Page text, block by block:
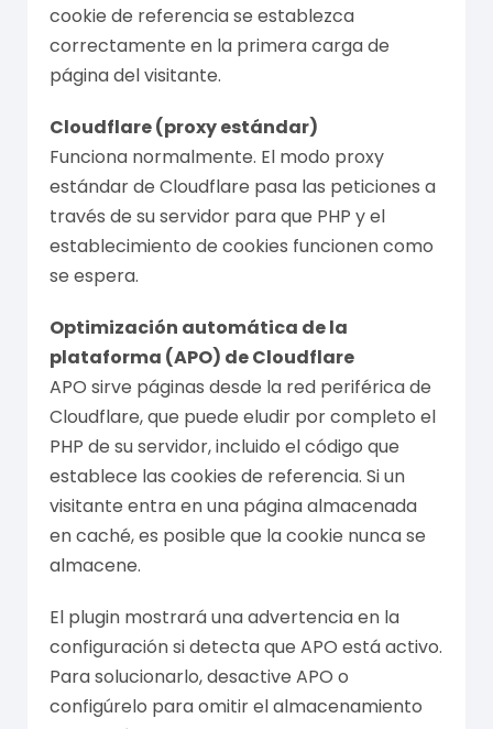
cookie de referencia se establezca
correctamente en la primera carga de
página del visitante.
Cloudflare (proxy estándar)
Funciona normalmente. El modo proxy
estándar de Cloudflare pasa las peticiones a
través de su servidor para que PHP y el
establecimiento de cookies funcionen como
se espera.
Optimización automática de la
plataforma (APO) de Cloudflare
APO sirve páginas desde la red periférica de
Cloudflare, que puede eludir por completo el
PHP de su servidor, incluido el código que
establece las cookies de referencia. Si un
visitante entra en una página almacenada
en caché, es posible que la cookie nunca se
almacene.
El plugin mostrará una advertencia en la
configuración si detecta que APO está activo.
Para solucionarlo, desactive APO o
configúrelo para omitir el almacenamiento